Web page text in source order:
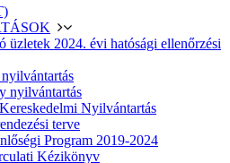
üzletek 2024. évi hatósági ellenőrzési
nyilvántartás
Nyilvántartás
terve
Program 2019-2024
Kézikönyv